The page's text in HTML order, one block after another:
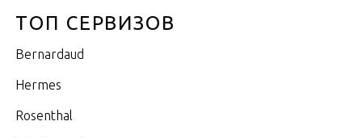
ТОП СЕРВИЗОВ
Bernardaud
Hermes
Rosenthal